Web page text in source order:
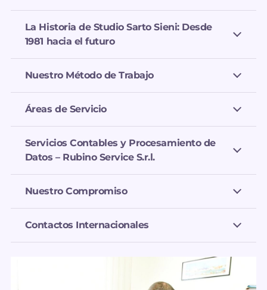
La Historia de Studio Sarto Sieni: Desde
1981 hacia el futuro
Nuestro Método de Trabajo
Áreas de Servicio
Servicios Contables y Procesamiento de
Datos – Rubino Service S.r.l.
Nuestro Compromiso
Contactos Internacionales